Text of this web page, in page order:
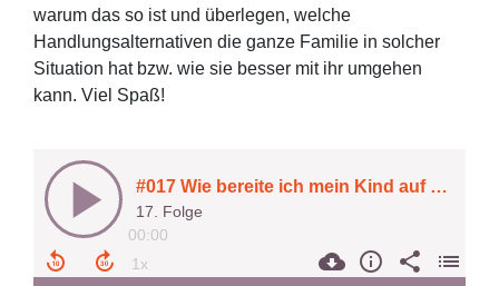
warum das so ist und überlegen, welche
Handlungsalternativen die ganze Familie in solcher
Situation hat bzw. wie sie besser mit ihr umgehen
kann. Viel Spaß!